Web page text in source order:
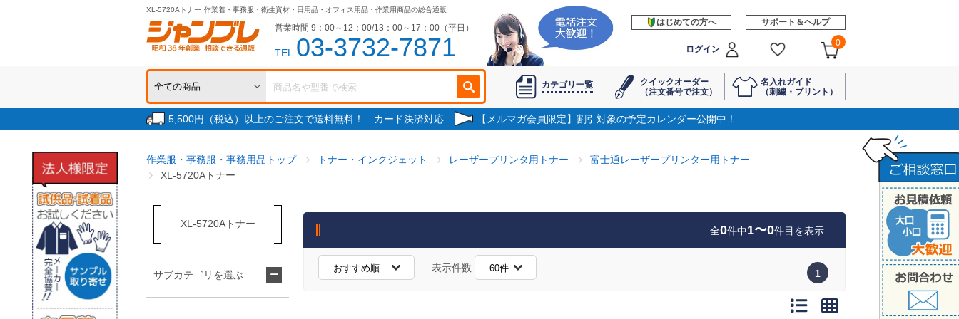
XL-5720Aトナー 作業着・事務服・衛生資材・日用品・オフィス用品・作業用商品の総合通販
営業時間 9：00～12：00/13：00～17：00（平日）
TEL.03-3732-7871
はじめての方へ サポート＆ヘルプ
ログイン
0
カテゴリ一覧
クイックオーダー
（注文番号で注文）
名入れガイド
（刺繍・プリント）
5,500円（税込）以上のご注文で送料無料！ カード決済対応 【メルマガ会員限定】割引対象の予定カレンダー公開中！
作業服・事務服・事務用品トップ トナー・インクジェット レーザープリンタ用トナー
富士通レーザープリンター用トナー
XL-5720Aトナー
全0件中1〜0件目を表示
表示件数 1
XL-5720Aトナー
サブカテゴリを選ぶ